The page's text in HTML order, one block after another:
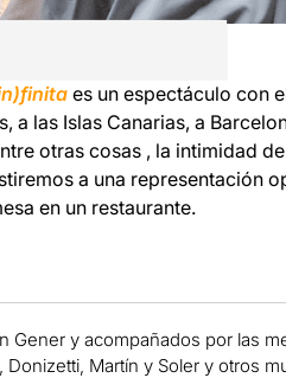
es un espectáculo con
a las Islas Canarias, a
otras cosas , la intimidad
a una representación
en un restaurante.
Gener y acompañados por las
Donizetti, Martín y Soler y otros